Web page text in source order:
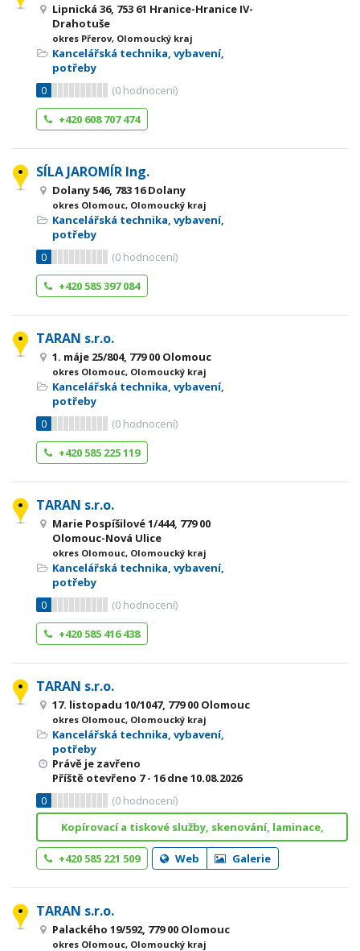
Lipnická 36, 753 61 Hranice-Hranice IV-
Drahotuše
okres Přerov, Olomoucký kraj
Kancelářská technika, vybavení,
potřeby
0
(0 hodnocení)
+420 608 707 474
SÍLA JAROMÍR Ing.
Dolany 546, 783 16 Dolany
okres Olomouc, Olomoucký kraj
Kancelářská technika, vybavení,
potřeby
0
(0 hodnocení)
+420 585 397 084
TARAN s.r.o.
1. máje 25/804, 779 00 Olomouc
okres Olomouc, Olomoucký kraj
Kancelářská technika, vybavení,
potřeby
0
(0 hodnocení)
+420 585 225 119
TARAN s.r.o.
Marie Pospíšilové 1/444, 779 00
Olomouc-Nová Ulice
okres Olomouc, Olomoucký kraj
Kancelářská technika, vybavení,
potřeby
0
(0 hodnocení)
+420 585 416 438
TARAN s.r.o.
17. listopadu 10/1047, 779 00 Olomouc
okres Olomouc, Olomoucký kraj
Kancelářská technika, vybavení,
potřeby
Právě je zavřeno
Příště otevřeno 7 - 16dne 10.08.2026
0
(0 hodnocení)
Kopírovací a tiskové služby, skenování, laminace,
+420 585 221 509 Web Galerie
TARAN s.r.o.
Palackého 19/592, 779 00 Olomouc
okres Olomouc, Olomoucký kraj